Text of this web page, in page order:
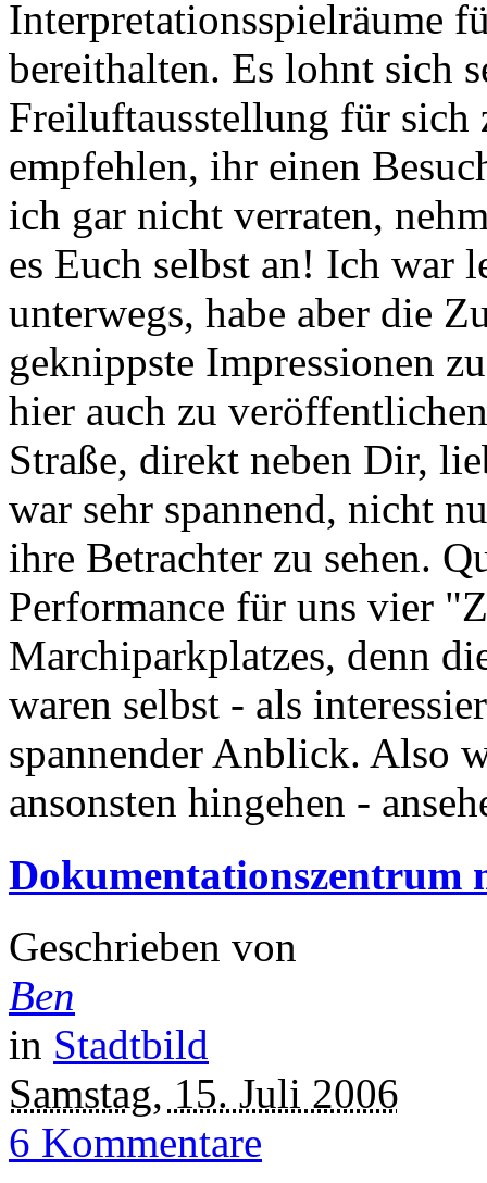
Interpretationsspielräume
bereithalten. Es lohnt sich
Freiluftausstellung für sich
empfehlen, ihr einen
ich gar nicht verraten,
es Euch selbst an! Ich war
unterwegs, habe aber die
geknippste Impressionen
hier auch zu
Straße, direkt neben Dir,
war sehr spannend, nicht
ihre Betrachter zu sehen.
Performance für uns vier
Marchiparkplatzes, denn
waren selbst - als
spannender Anblick. Also
ansonsten hingehen -
Geschrieben von
Ben
in Stadtbild
Samstag, 15. Juli 2006
6 Kommentare